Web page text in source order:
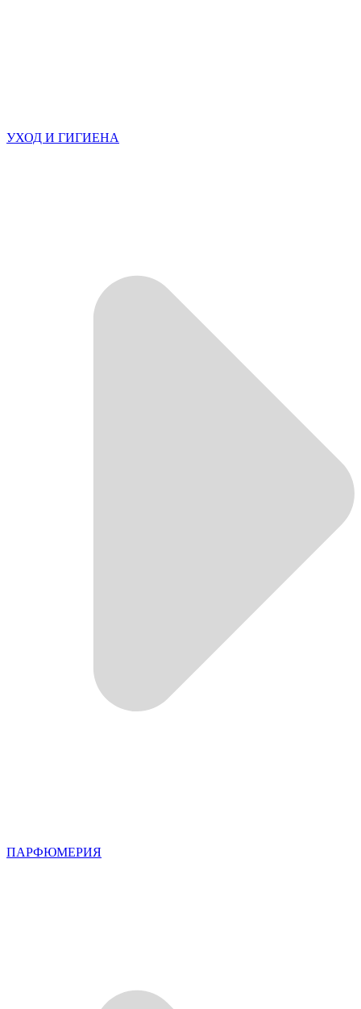
УХОД И ГИГИЕНА
ПАРФЮМЕРИЯ